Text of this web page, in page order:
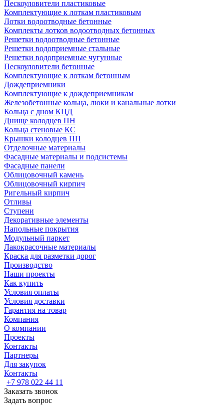
Пескоуловители пластиковые
Комплектующие к лоткам пластиковым
Лотки водоотводные бетонные
Комплекты лотков водоотводных бетонных
Решетки водоотводные бетонные
Решетки водоприемные стальные
Решетки водоприемные чугунные
Пескоуловители бетонные
Комплектующие к лоткам бетонным
Дождеприемники
Комплектующие к дождеприемникам
Железобетонные кольца, люки и канальные лотки
Кольца с дном КЦД
Днище колодцев ПН
Кольца стеновые КС
Крышки колодцев ПП
Отделочные материалы
Фасадные материалы и подсистемы
Фасадные панели
Облицовочный камень
Облицовочный кирпич
Ригельный кирпич
Отливы
Ступени
Декоративные элементы
Напольные покрытия
Модульный паркет
Лакокрасочные материалы
Краска для разметки дорог
Производство
Наши проекты
Как купить
Условия оплаты
Условия доставки
Гарантия на товар
Компания
О компании
Проекты
Контакты
Партнеры
Для закупок
Контакты
+7 978 022 44 11
Заказать звонок
Задать вопрос